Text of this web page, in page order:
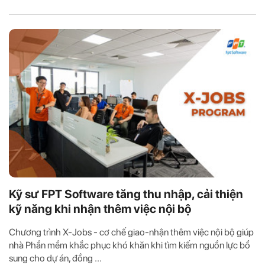
Kỹ sư FPT Software tăng thu nhập, cải thiện
kỹ năng khi nhận thêm việc nội bộ
Chương trình X-Jobs - cơ chế giao-nhận thêm việc nội bộ giúp
nhà Phần mềm khắc phục khó khăn khi tìm kiếm nguồn lực bổ
sung cho dự án, đồng ...